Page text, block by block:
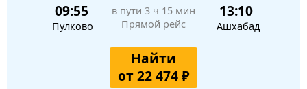
09:55
Пулково
в пути 3 ч 15 мин
Прямой рейс
13:10
Ашхабад
Найти
от 22 474 ₽